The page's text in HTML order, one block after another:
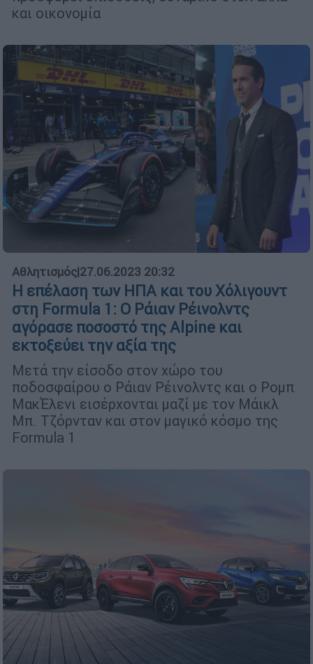
και οικονομία
Αθλητισμός|27.06.2023 20:32
Η επέλαση των ΗΠΑ και του Χόλιγουντ
στη Formula 1: Ο Ράιαν Ρέινολντς
αγόρασε ποσοστό της Alpine και
εκτοξεύει την αξία της
Μετά την είσοδο στον χώρο του
ποδοσφαίρου ο Ράιαν Ρέινολντς και ο Ρομπ
ΜακΈλενι εισέρχονται μαζί με τον Μάικλ
Μπ. Τζόρνταν και στον μαγικό κόσμο της
Formula 1